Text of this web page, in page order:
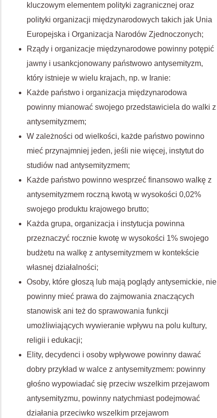
kluczowym elementem polityki zagranicznej oraz
polityki organizacji międzynarodowych takich jak Unia
Europejska i Organizacja Narodów Zjednoczonych;
Rządy i organizacje międzynarodowe powinny potępić
jawny i usankcjonowany państwowo antysemityzm,
który istnieje w wielu krajach, np. w Iranie:
Każde państwo i organizacja międzynarodowa
powinny mianować swojego przedstawiciela do walki z
antysemityzmem;
W zależności od wielkości, każde państwo powinno
mieć przynajmniej jeden, jeśli nie więcej, instytut do
studiów nad antysemityzmem;
Każde państwo powinno wesprzeć finansowo walkę z
antysemityzmem roczną kwotą w wysokości 0,02%
swojego produktu krajowego brutto;
Każda grupa, organizacja i instytucja powinna
przeznaczyć rocznie kwotę w wysokości 1% swojego
budżetu na walkę z antysemityzmem w kontekście
własnej działalności;
Osoby, które głoszą lub mają poglądy antysemickie, nie
powinny mieć prawa do zajmowania znaczących
stanowisk ani też do sprawowania funkcji
umożliwiających wywieranie wpływu na polu kultury,
religii i edukacji;
Elity, decydenci i osoby wpływowe powinny dawać
dobry przykład w walce z antysemityzmem: powinny
głośno wypowiadać się przeciw wszelkim przejawom
antysemityzmu, powinny natychmiast podejmować
działania przeciwko wszelkim przejawom